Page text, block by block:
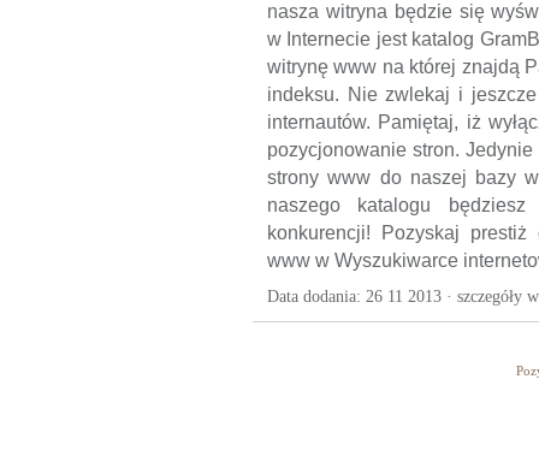
nasza witryna będzie się
w Internecie jest katalog
witrynę www na której znajdą
indeksu. Nie zwlekaj i
internautów. Pamiętaj, iż
pozycjonowanie stron.
strony www do naszej bazy
naszego katalogu
konkurencji! Pozyskaj
www w Wyszukiwarce
Data dodania: 26 11 2013 · szczegóły